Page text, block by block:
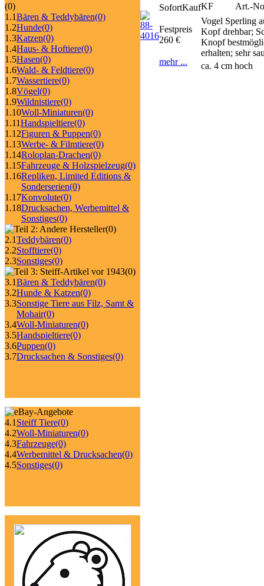
(0)
1.1Bären & Teddybären(0)
1.2Hunde(0)
1.3Katzen(0)
1.4Haus- & Hoftiere(0)
1.5Hasen(0)
1.6Wald- & Feldtiere(0)
1.7Wassertiere(0)
1.8Vögel(0)
1.9Wildnistiere(0)
1.10Woll-Miniaturen(0)
1.11Handspieltiere(0)
1.12Figuren & Puppen(0)
1.13Werbe- & Filmtiere(0)
1.14Roloplan-Drachen(0)
1.15Fahrzeuge & Holzspielzeug(0)
1.16Repliken, Limited Editions &
Sonderserien(0)
1.17Konvolute(0)
1.18Drucksachen, Werbemittel &
Sonstiges(0)
(0)
2.1Teddybären(0)
2.2Stofftiere(0)
2.3Sonstiges(0)
(0)
3.1Bären & Teddybären(0)
3.2Hunde & Katzen(0)
3.3Sonstige Tiere aus Filz, Samt &
Mohair(0)
3.4Woll-Miniaturen(0)
3.5Handspieltiere(0)
3.6Puppen(0)
3.7Drucksachen & Sonstiges(0)
4.1 Steiff Tiere(0)
4.2Woll-Miniaturen(0)
4.3Fahrzeuge(0)
4.4Werbemittel & Drucksachen(0)
4.5Sonstiges(0)
KF
Art.-
Vogel Sperling
Kopf drehbar;
Knopf
erhalten; sehr
ca. 4 cm hoch
SofortKauf
Festpreis
260 €
mehr ...